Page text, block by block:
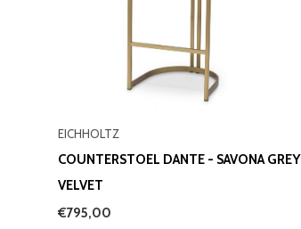
EICHHOLTZ
COUNTERSTOEL DANTE - SAVONA GREY
VELVET
€795,00